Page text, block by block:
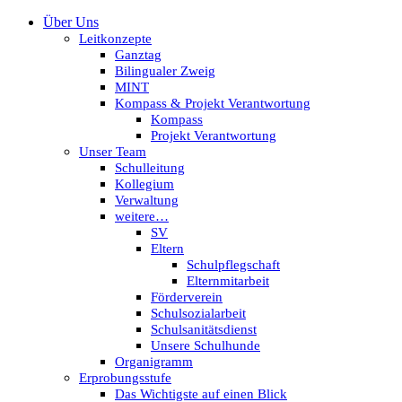
Über Uns
Leitkonzepte
Ganztag
Bilingualer Zweig
MINT
Kompass & Projekt Verantwortung
Kompass
Projekt Verantwortung
Unser Team
Schulleitung
Kollegium
Verwaltung
weitere…
SV
Eltern
Schulpflegschaft
Elternmitarbeit
Förderverein
Schulsozialarbeit
Schulsanitätsdienst
Unsere Schulhunde
Organigramm
Erprobungsstufe
Das Wichtigste auf einen Blick